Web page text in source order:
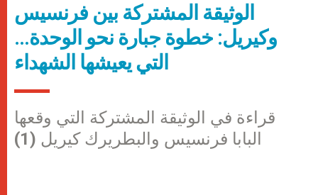
الوثيقة المشتركة بين فرنسيس
وكيريل: خطوة جبارة نحو الوحدة…
التي يعيشها الشهداء
قراءة في الوثيقة المشتركة التي وقعها
البابا فرنسيس والبطريرك كيريل (1)